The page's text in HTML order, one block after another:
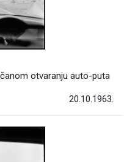
otvaranju auto-puta
20.10.1963.